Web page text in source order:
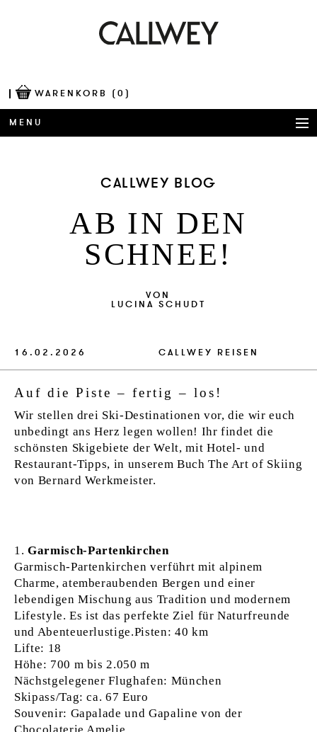
WARENKORB (0)
MENU
AWARDS
BEST OF ARCHITECTURE
CORPORATE PUBLISHING
BLOG
SHOP
CALLWEY BLOG
AB IN DEN
SCHNEE!
VON
LUCINA SCHUDT
16.02.2026 CALLWEY REISEN
Auf die Piste – fertig – los!
Wir stellen drei Ski-Destinationen vor, die wir euch
unbedingt ans Herz legen wollen! Ihr findet die
schönsten Skigebiete der Welt, mit Hotel- und
Restaurant-Tipps, in unserem Buch The Art of Skiing
von Bernard Werkmeister.
Garmisch-Partenkirchen
Garmisch-Partenkirchen verführt mit alpinem
Charme, atemberaubenden Bergen und einer
lebendigen Mischung aus Tradition und modernem
Lifestyle. Es ist das perfekte Ziel für Naturfreunde
und Abenteuerlustige.Pisten: 40 km
Lifte: 18
Höhe: 700 m bis 2.050 m
Nächstgelegener Flughafen: München
Skipass/Tag: ca. 67 Euro
Souvenir: Gapalade und Gapaline von der
Chocolaterie Amelie